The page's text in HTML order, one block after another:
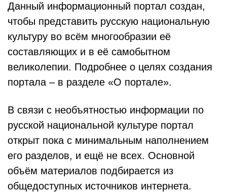
Данный информационный портал создан,
чтобы представить русскую национальную
культуру во всём многообразии её
составляющих и в её самобытном
великолепии. Подробнее о целях создания
портала – в разделе «О портале».
В связи с необъятностью информации по
русской национальной культуре портал
открыт пока с минимальным наполнением
его разделов, и ещё не всех. Основной
объём материалов подбирается из
общедоступных источников интернета.